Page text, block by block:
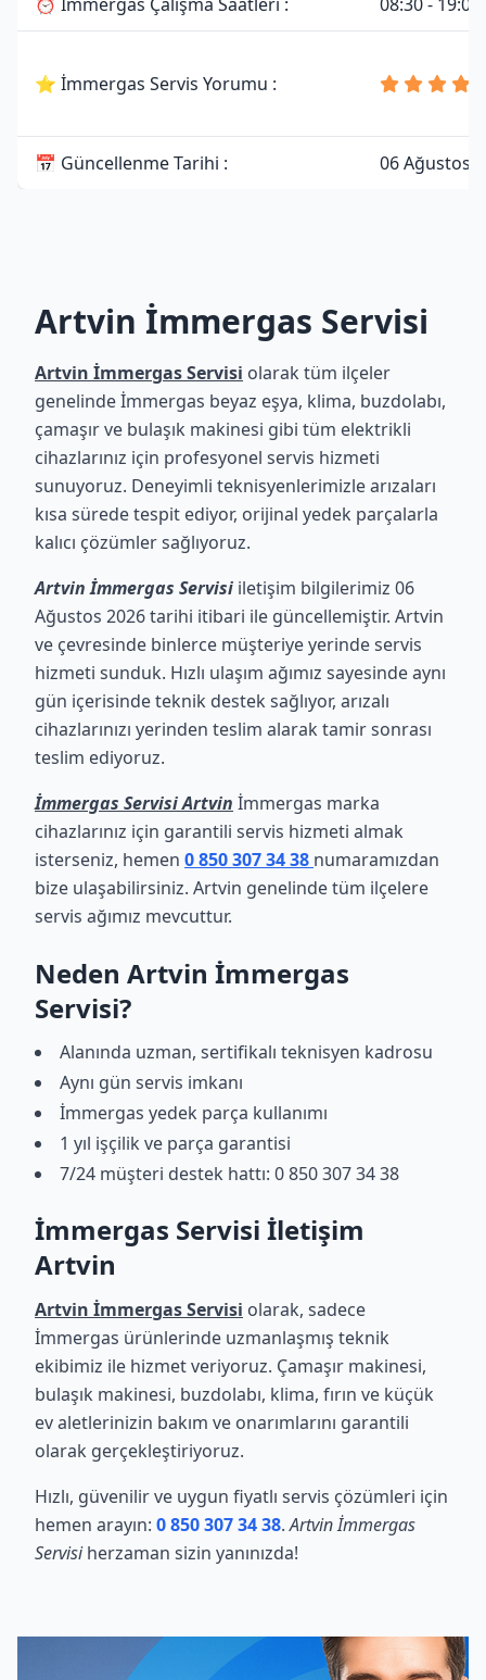
⭐ İmmergas Servis Yorumu :
📅 Güncellenme Tarihi : 06 Ağustos
Artvin İmmergas Servisi
Artvin İmmergas Servisi olarak tüm ilçeler
genelinde İmmergas beyaz eşya, klima, buzdolabı,
çamaşır ve bulaşık makinesi gibi tüm elektrikli
cihazlarınız için profesyonel servis hizmeti
sunuyoruz. Deneyimli teknisyenlerimizle arızaları
kısa sürede tespit ediyor, orijinal yedek parçalarla
kalıcı çözümler sağlıyoruz.
Artvin İmmergas Servisi iletişim bilgilerimiz 06
Ağustos 2026 tarihi itibari ile güncellemiştir. Artvin
ve çevresinde binlerce müşteriye yerinde servis
hizmeti sunduk. Hızlı ulaşım ağımız sayesinde aynı
gün içerisinde teknik destek sağlıyor, arızalı
cihazlarınızı yerinden teslim alarak tamir sonrası
teslim ediyoruz.
İmmergas Servisi Artvin İmmergas marka
cihazlarınız için garantili servis hizmeti almak
isterseniz, hemen 0 850 307 34 38 numaramızdan
bize ulaşabilirsiniz. Artvin genelinde tüm ilçelere
servis ağımız mevcuttur.
Neden Artvin İmmergas
Servisi?
Alanında uzman, sertifikalı teknisyen kadrosu
Aynı gün servis imkanı
İmmergas yedek parça kullanımı
1 yıl işçilik ve parça garantisi
7/24 müşteri destek hattı: 0 850 307 34 38
İmmergas Servisi İletişim
Artvin
Artvin İmmergas Servisi olarak, sadece
İmmergas ürünlerinde uzmanlaşmış teknik
ekibimiz ile hizmet veriyoruz. Çamaşır makinesi,
bulaşık makinesi, buzdolabı, klima, fırın ve küçük
ev aletlerinizin bakım ve onarımlarını garantili
olarak gerçekleştiriyoruz.
Hızlı, güvenilir ve uygun fiyatlı servis çözümleri için
hemen arayın: 0 850 307 34 38.Artvin İmmergas
Servisiherzaman sizin yanınızda!